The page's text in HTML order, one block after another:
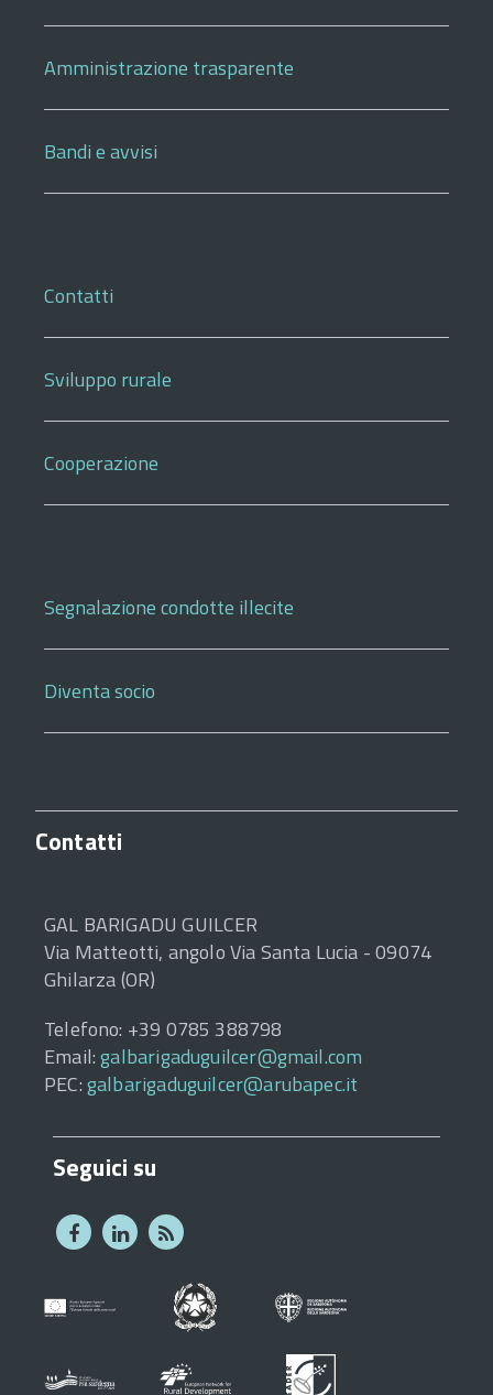
Amministrazione trasparente
Bandi e avvisi
Contatti
Sviluppo rurale
Cooperazione
Segnalazione condotte illecite
Diventa socio
Contatti
GAL BARIGADU GUILCER
Via Matteotti, angolo Via Santa Lucia - 09074
Ghilarza (OR)
Telefono: +39 0785 388798
Email:galbarigaduguilcer@gmail.com
PEC:galbarigaduguilcer@arubapec.it
Seguici su